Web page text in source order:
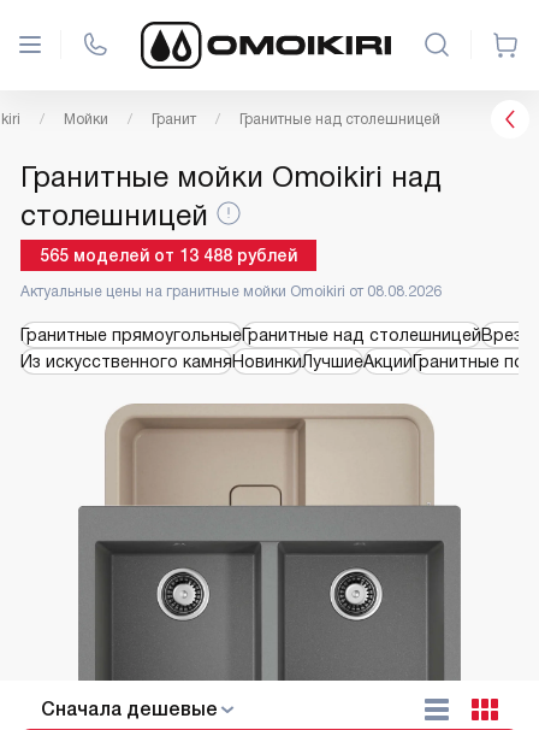
Мойки Гранит Гранитные над столешницей
Гранитные мойки Omoikiri над
столешницей
565 моделей от 13 488 рублей
Актуальные цены на гранитные мойки Omoikiri от 08.08.2026
Гранитные прямоугольныеГранитные над столешницей
Из искусственного камняНовинкиЛучшиеАкцииГранитные
Cначала дешевые